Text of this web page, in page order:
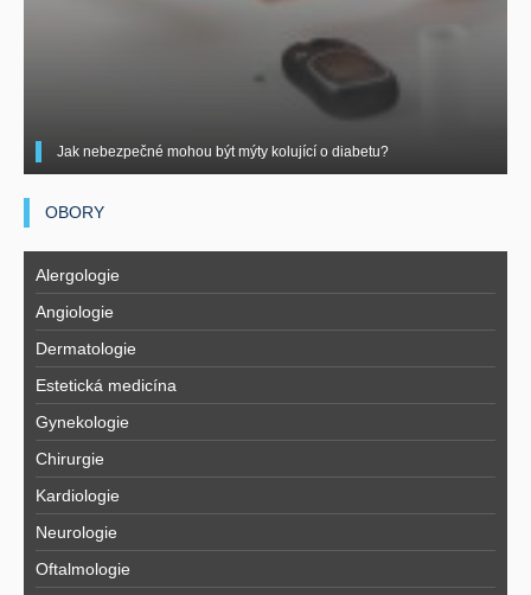
Jak nebezpečné mohou být mýty kolující o diabetu?
OBORY
Alergologie
Angiologie
Dermatologie
Estetická medicína
Gynekologie
Chirurgie
Kardiologie
Neurologie
Oftalmologie